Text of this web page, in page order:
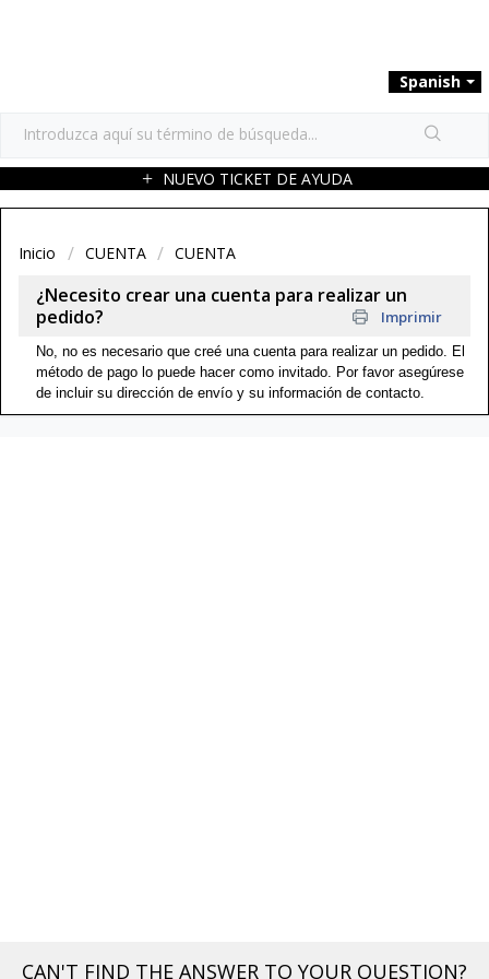
Spanish
NUEVO TICKET DE AYUDA
Inicio CUENTA CUENTA
¿Necesito crear una cuenta para realizar un
pedido?
Imprimir
No, no es necesario que creé una cuenta para realizar un pedido. El
método de pago lo puede hacer como invitado. Por favor asegúrese
de incluir su dirección de envío y su información de contacto.
CAN'T FIND THE ANSWER TO YOUR QUESTION?